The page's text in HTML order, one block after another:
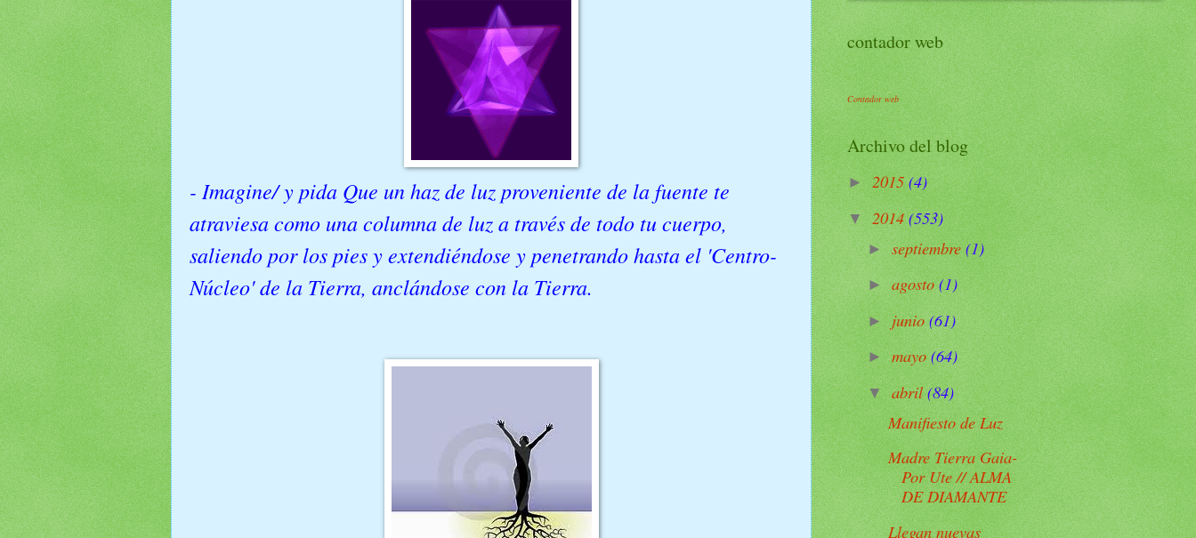
- Imagine/ y pida Que un haz de luz proveniente de la fuente te
atraviesa como una columna de luz a través de todo tu cuerpo,
saliendo por los pies y extendiéndose y penetrando hasta el 'Centro-
Núcleo' de la Tierra, anclándose con la Tierra.
contador web
Contador web
Archivo del blog
►2015(4)
▼2014(553)
►septiembre(1)
►agosto(1)
►junio(61)
►mayo(64)
▼abril(84)
Manifiesto de Luz
Madre Tierra Gaia-
Por Ute // ALMA
DE DIAMANTE
Llegan nuevas